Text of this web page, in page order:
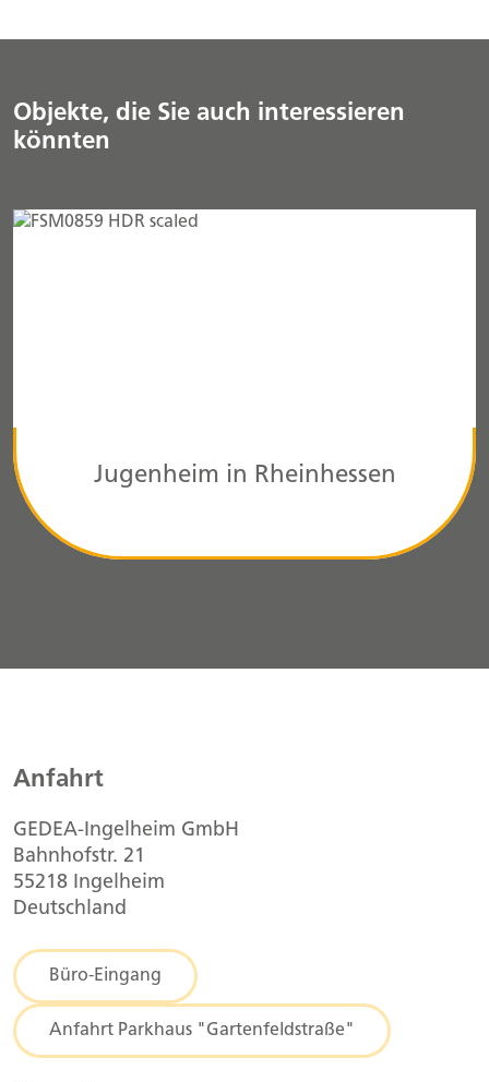
Objekte, die Sie auch interessieren
könnten
Jugenheim in Rheinhessen
Anfahrt
GEDEA-Ingelheim GmbH
Bahnhofstr. 21
55218 Ingelheim
Deutschland
Büro-Eingang
Anfahrt Parkhaus "Gartenfeldstraße"